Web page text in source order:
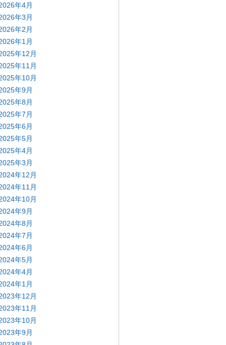
年4月
年3月
年2月
年1月
年12月
年11月
年10月
年9月
年8月
年7月
年6月
年5月
年4月
年3月
年12月
年11月
年10月
年9月
年8月
年7月
年6月
年5月
年4月
年1月
年12月
年11月
年10月
年9月